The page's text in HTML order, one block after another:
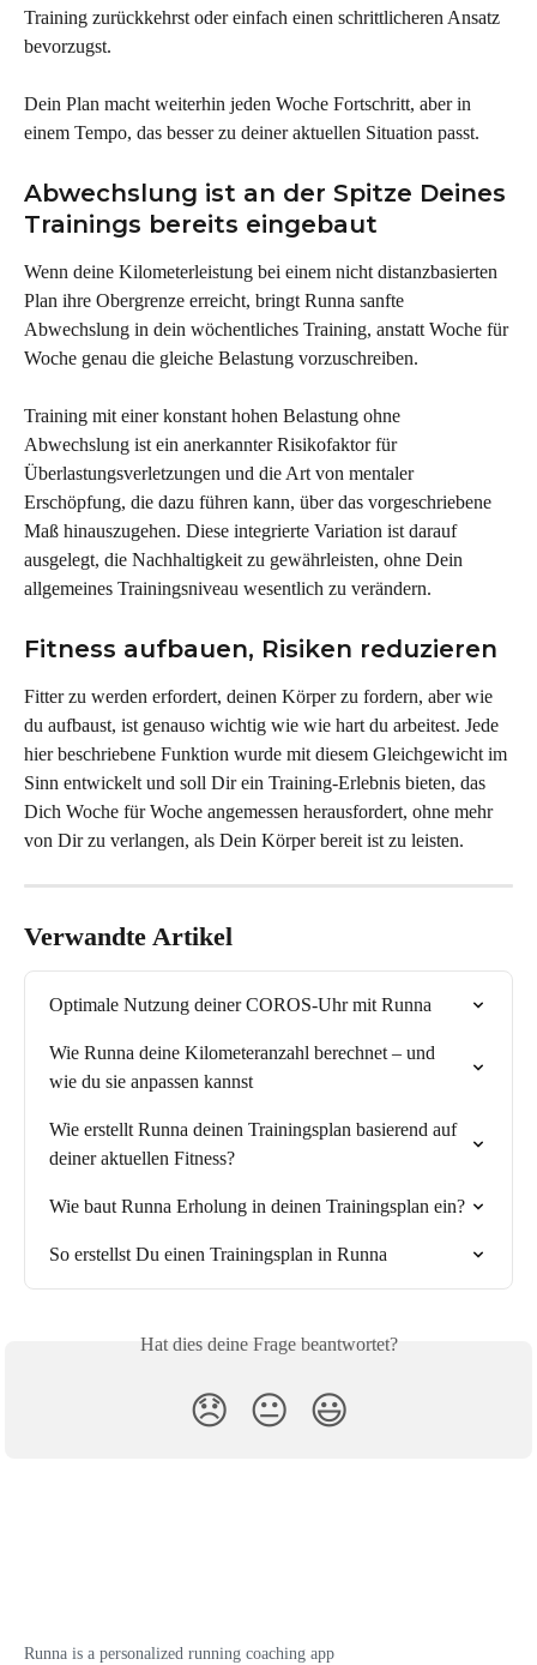
Training zurückkehrst oder einfach einen schrittlicheren Ansatz
bevorzugst.
Dein Plan macht weiterhin jeden Woche Fortschritt, aber in
einem Tempo, das besser zu deiner aktuellen Situation passt.
Abwechslung ist an der Spitze Deines
Trainings bereits eingebaut
Wenn deine Kilometerleistung bei einem nicht distanzbasierten
Plan ihre Obergrenze erreicht, bringt Runna sanfte
Abwechslung in dein wöchentliches Training, anstatt Woche für
Woche genau die gleiche Belastung vorzuschreiben.
Training mit einer konstant hohen Belastung ohne
Abwechslung ist ein anerkannter Risikofaktor für
Überlastungsverletzungen und die Art von mentaler
Erschöpfung, die dazu führen kann, über das vorgeschriebene
Maß hinauszugehen. Diese integrierte Variation ist darauf
ausgelegt, die Nachhaltigkeit zu gewährleisten, ohne Dein
allgemeines Trainingsniveau wesentlich zu verändern.
Fitness aufbauen, Risiken reduzieren
Fitter zu werden erfordert, deinen Körper zu fordern, aber wie
du aufbaust, ist genauso wichtig wie wie hart du arbeitest. Jede
hier beschriebene Funktion wurde mit diesem Gleichgewicht im
Sinn entwickelt und soll Dir ein Training-Erlebnis bieten, das
Dich Woche für Woche angemessen herausfordert, ohne mehr
von Dir zu verlangen, als Dein Körper bereit ist zu leisten.
Verwandte Artikel
Optimale Nutzung deiner COROS-Uhr mit Runna
Wie Runna deine Kilometeranzahl berechnet – und
wie du sie anpassen kannst
Wie erstellt Runna deinen Trainingsplan basierend auf
deiner aktuellen Fitness?
Wie baut Runna Erholung in deinen Trainingsplan ein?
So erstellst Du einen Trainingsplan in Runna
Hat dies deine Frage beantwortet?
😞 😐 😃
Runna is a personalized running coaching app